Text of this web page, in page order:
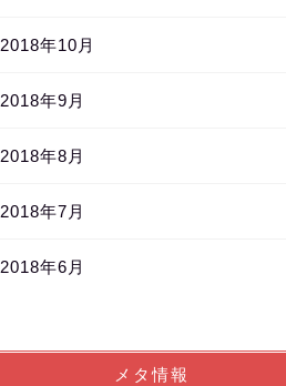
2018年10月
2018年9月
2018年8月
2018年7月
2018年6月
メタ情報